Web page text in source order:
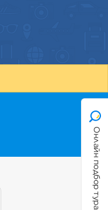
Онлайн подбор тура